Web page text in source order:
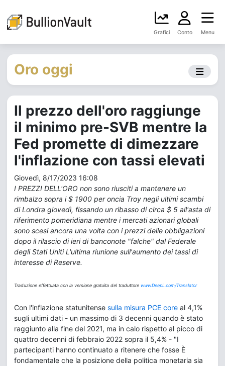
Grafici Conto Menu
Oro oggi
Il prezzo dell'oro raggiunge
il minimo pre-SVB mentre la
Fed promette di dimezzare
l'inflazione con tassi elevati
Giovedì, 8/17/2023 16:08
I PREZZI DELL'ORO non sono riusciti a mantenere un
rimbalzo sopra i $ 1900 per oncia Troy negli ultimi scambi
di Londra giovedì, fissando un ribasso di circa $ 5 all'asta di
riferimento pomeridiana mentre i mercati azionari globali
sono scesi ancora una volta con i prezzi delle obbligazioni
dopo il rilascio di ieri di banconote "falche" dal Federale
degli Stati Uniti L'ultima riunione sull'aumento dei tassi di
interesse di Reserve.
Traduzione effettuata con la versione gratuita del traduttore www.DeepL.com/Translator
Con l'inflazione statunitense sulla misura PCE core al 4,1%
sugli ultimi dati - un massimo di 3 decenni quando è stato
raggiunto alla fine del 2021, ma in calo rispetto al picco di
quattro decenni di febbraio 2022 sopra il 5,4% - "I
partecipanti hanno continuato a ritenere che fosse È
fondamentale che la posizione della politica monetaria sia